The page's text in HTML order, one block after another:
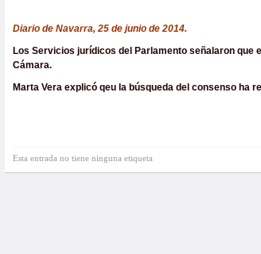
Diario de Navarra, 25 de junio de 2014.
Los Servicios jurídicos del Parlamento señalaron que
Cámara.
Marta Vera explicó qeu la búsqueda del consenso ha
Esta entrada no tiene ninguna etiqueta